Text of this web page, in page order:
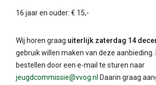
16 jaar en ouder: € 15,-
Wij horen graag uiterlijk zaterdag 14
gebruik willen maken van deze aanbieding.
bestellen door een e-mail te sturen naar
jeugdcommissie@vvog.nl Daarin graag